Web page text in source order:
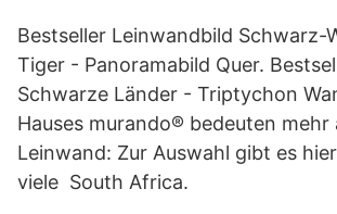
Bestseller Leinwandbild Schwarz-
Tiger - Panoramabild Quer.
Schwarze Länder - Triptychon
Hauses murando® bedeuten mehr
Leinwand: Zur Auswahl gibt es
viele South Africa.